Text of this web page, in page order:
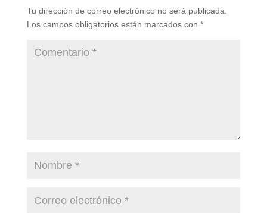
Tu dirección de correo electrónico no será publicada.
Los campos obligatorios están marcados con *